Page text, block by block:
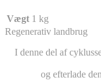
Vægt 1 kg
Regenerativ landbrug
I denne del af
og efterlade